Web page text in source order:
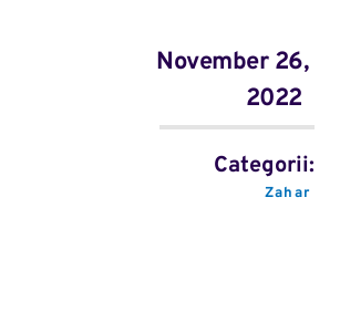
November 26,
2022
Categorii:
Zahar